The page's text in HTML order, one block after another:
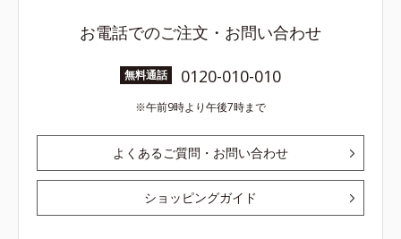
お電話でのご注文・お問い合わせ
無料通話 0120-010-010
午前9時より午後7時まで
よくあるご質問・お問い合わせ
ショッピングガイド